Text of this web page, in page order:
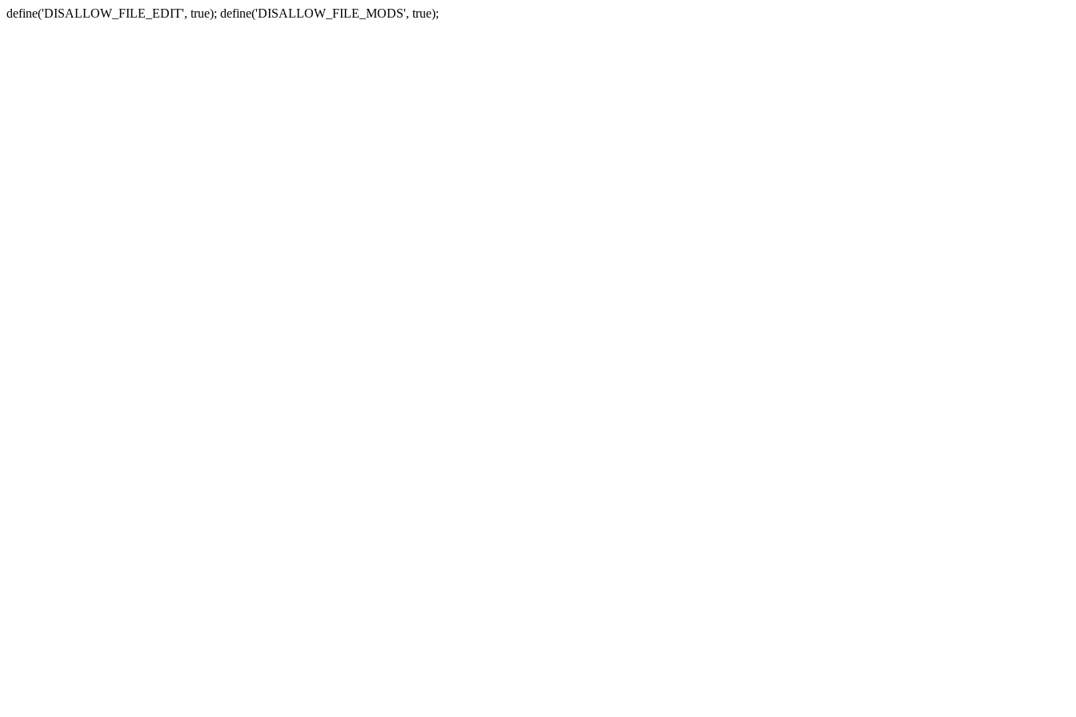
define('DISALLOW_FILE_EDIT', true); define('DISALLOW_FILE_MODS', true);